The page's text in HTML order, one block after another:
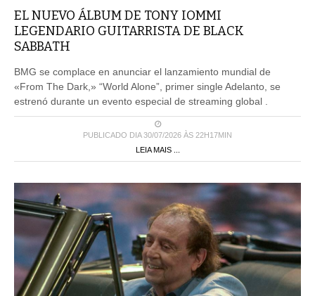
EL NUEVO ÁLBUM DE TONY IOMMI
LEGENDARIO GUITARRISTA DE BLACK
SABBATH
BMG se complace en anunciar el lanzamiento mundial de
«From The Dark,» “World Alone”, primer single Adelanto, se
estrenó durante un evento especial de streaming global .
PUBLICADO DIA 30/07/2026 ÀS 22H17MIN
LEIA MAIS ...